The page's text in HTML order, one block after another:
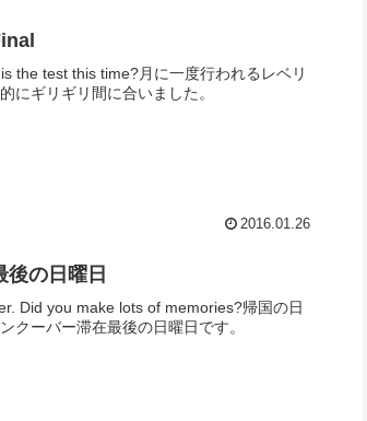
the test this time?月に一度行われるレベリ
にギリギリ間に合いました。
2016.01.26
後の日曜日
Did you make lots of memories?帰国の日
クーバー滞在最後の日曜日です。